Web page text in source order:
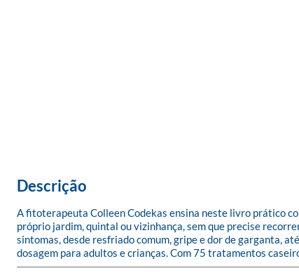
Descrição
A fitoterapeuta Colleen Codekas ensina neste livro prático
próprio jardim, quintal ou vizinhança, sem que precise
sintomas, desde resfriado comum, gripe e dor de garganta,
dosagem para adultos e crianças. Com 75 tratamentos